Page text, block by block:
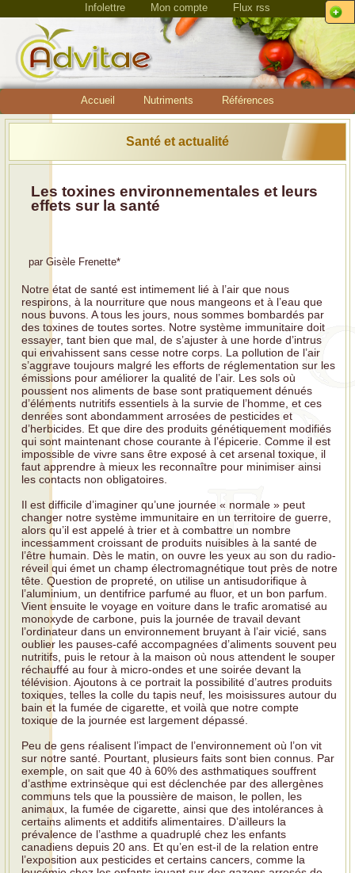
Infolettre Mon compte Flux rss
Accueil Nutriments Références
Santé et actualité
Les toxines environnementales et leurs
effets sur la santé
par Gisèle Frenette*
Notre état de santé est intimement lié à l’air que nous
respirons, à la nourriture que nous mangeons et à l’eau que
nous buvons. A tous les jours, nous sommes bombardés par
des toxines de toutes sortes. Notre système immunitaire doit
essayer, tant bien que mal, de s’ajuster à une horde d’intrus
qui envahissent sans cesse notre corps. La pollution de l’air
s’aggrave toujours malgré les efforts de réglementation sur les
émissions pour améliorer la qualité de l’air. Les sols où
poussent nos aliments de base sont pratiquement dénués
d’éléments nutritifs essentiels à la survie de l’homme, et ces
denrées sont abondamment arrosées de pesticides et
d’herbicides. Et que dire des produits génétiquement modifiés
qui sont maintenant chose courante à l’épicerie. Comme il est
impossible de vivre sans être exposé à cet arsenal toxique, il
faut apprendre à mieux les reconnaître pour minimiser ainsi
les contacts non obligatoires.
Il est difficile d’imaginer qu’une journée « normale » peut
changer notre système immunitaire en un territoire de guerre,
alors qu’il est appelé à trier et à combattre un nombre
incessamment croissant de produits nuisibles à la santé de
l’être humain. Dès le matin, on ouvre les yeux au son du radio-
réveil qui émet un champ électromagnétique tout près de notre
tête. Question de propreté, on utilise un antisudorifique à
l’aluminium, un dentifrice parfumé au fluor, et un bon parfum.
Vient ensuite le voyage en voiture dans le trafic aromatisé au
monoxyde de carbone, puis la journée de travail devant
l’ordinateur dans un environnement bruyant à l’air vicié, sans
oublier les pauses-café accompagnées d’aliments souvent peu
nutritifs, puis le retour à la maison où nous attendent le souper
réchauffé au four à micro-ondes et une soirée devant la
télévision. Ajoutons à ce portrait la possibilité d’autres produits
toxiques, telles la colle du tapis neuf, les moisissures autour du
bain et la fumée de cigarette, et voilà que notre compte
toxique de la journée est largement dépassé.
Peu de gens réalisent l’impact de l’environnement où l’on vit
sur notre santé. Pourtant, plusieurs faits sont bien connus. Par
exemple, on sait que 40 à 60% des asthmatiques souffrent
d’asthme extrinsèque qui est déclenchée par des allergènes
communs tels que la poussière de maison, le pollen, les
animaux, la fumée de cigarette, ainsi que des intolérances à
certains aliments et additifs alimentaires. D’ailleurs la
prévalence de l’asthme a quadruplé chez les enfants
canadiens depuis 20 ans. Et qu’en est-il de la relation entre
l’exposition aux pesticides et certains cancers, comme la